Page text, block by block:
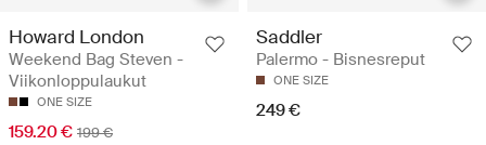
Howard London
Weekend Bag Steven -
Viikonloppulaukut
ONE SIZE
159.20 € 199 €
Saddler
Palermo - Bisnesreput
ONE SIZE
249 €